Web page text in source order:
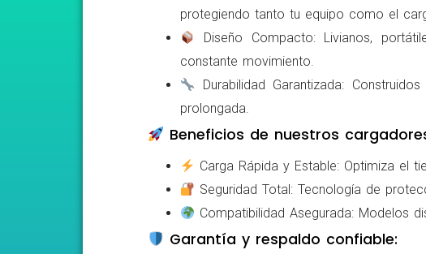
protegiendo tanto tu equipo como el
Diseño Compacto: Livianos,
constante movimiento.
Durabilidad Garantizada:
prolongada.
Beneficios de nuestros
Carga Rápida y Estable: Optimiza el
Seguridad Total: Tecnología de
Compatibilidad Asegurada: Modelos
Garantía y respaldo confiable: